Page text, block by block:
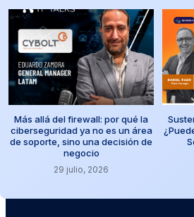
Más allá del firewall: por qué la
ciberseguridad ya no es un área
de soporte, sino una decisión de
negocio
29 julio, 2026